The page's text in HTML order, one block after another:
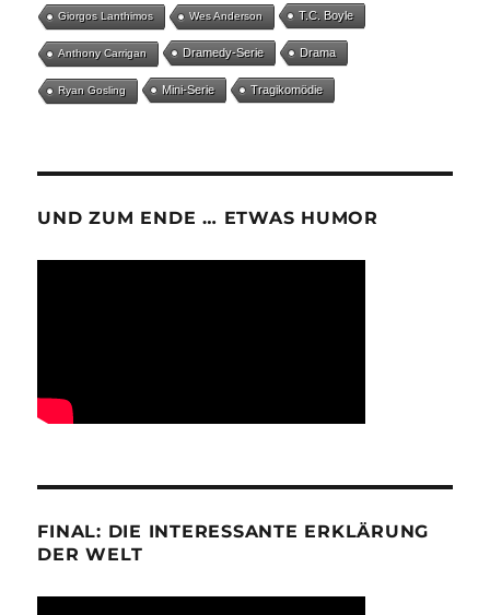
Giorgos Lanthimos Wes Anderson T.C. Boyle
Anthony Carrigan Dramedy-Serie Drama
Ryan Gosling Mini-Serie Tragikomödie
UND ZUM ENDE … ETWAS HUMOR
FINAL: DIE INTERESSANTE ERKLÄRUNG
DER WELT